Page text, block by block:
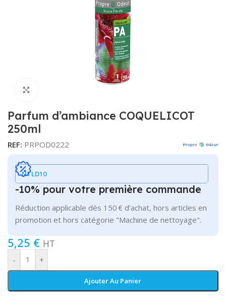
Parfum d’ambiance COQUELICOT
250ml
REF: PRPOD0222
NTLD10
-10% pour votre première commande
Réduction applicable dès 150 € d’achat, hors articles en
promotion et hors catégorie "Machine de nettoyage".
5,25 € HT
- +
Ajouter Au Panier